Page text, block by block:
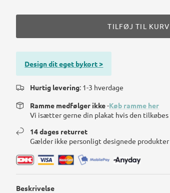
TILFØJ TIL KURV
Design dit eget bykort >
Hurtig levering: 1-3 hverdage
Ramme medfølger ikke-Køb ramme her
Vi isætter gerne din plakat hvis den tilkøbes
14 dages returret
Gælder ikke personligt designede produkter
Beskrivelse